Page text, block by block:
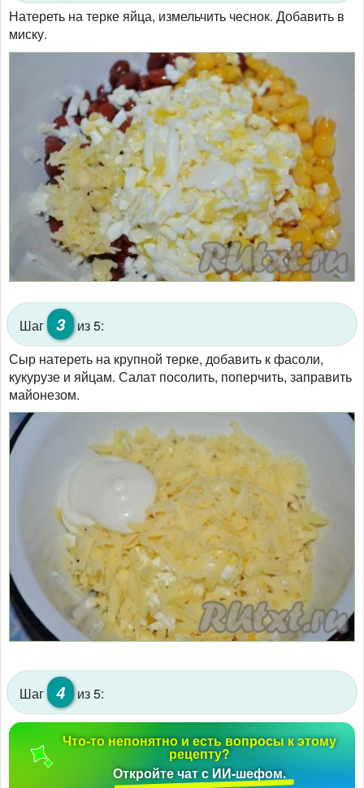
Натереть на терке яйца, измельчить чеснок. Добавить в
миску.
Шаг 3 из 5:
Сыр натереть на крупной терке, добавить к фасоли,
кукурузе и яйцам. Салат посолить, поперчить, заправить
майонезом.
Шаг 4 из 5:
Что-то непонятно и есть вопросы к этому
рецепту?
Откройте чат с ИИ-шефом.